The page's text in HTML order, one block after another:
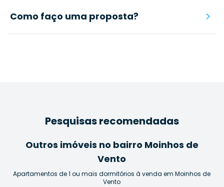
Como faço uma proposta?
Pesquisas recomendadas
Outros imóveis no bairro Moinhos de
Vento
Apartamentos de 1 ou mais dormitórios à venda em Moinhos de
Vento